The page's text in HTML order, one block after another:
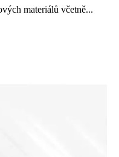
materiálů včetně...